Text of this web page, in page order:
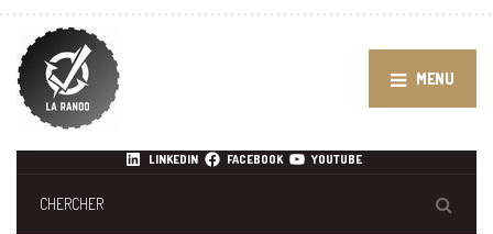
MENU
LINKEDIN FACEBOOK YOUTUBE